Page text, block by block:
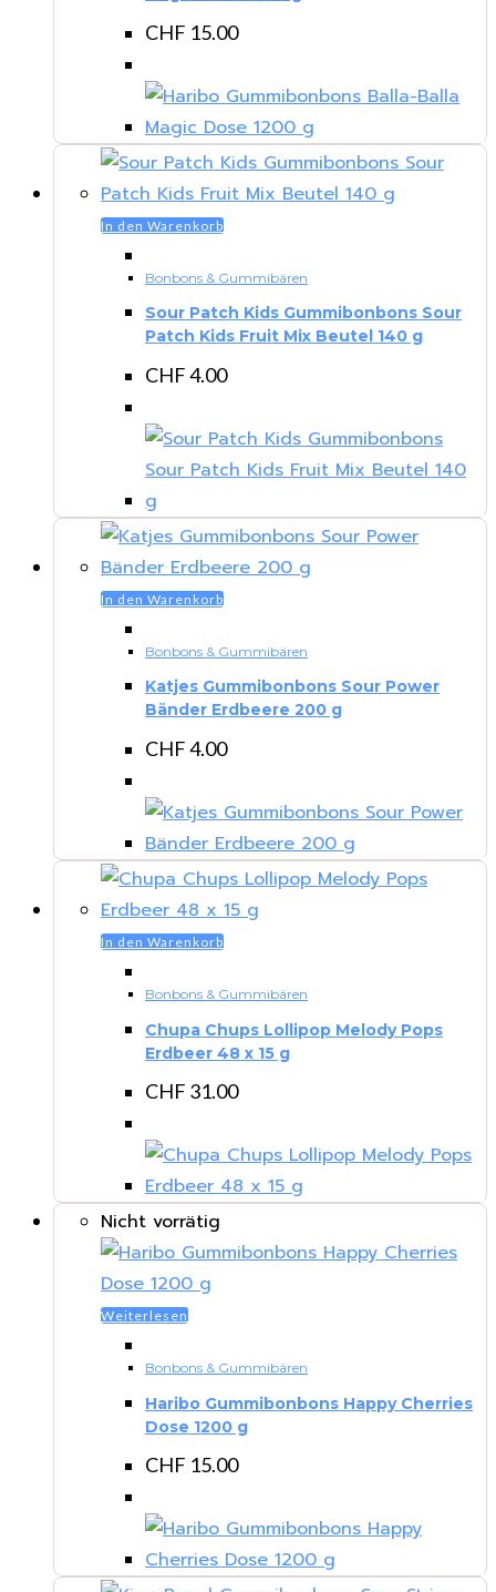
CHF 15.00
In den Warenkorb
Bonbons & Gummibären
Sour Patch Kids Gummibonbons Sour
Patch Kids Fruit Mix Beutel 140 g
CHF4.00
In den Warenkorb
Bonbons & Gummibären
Katjes Gummibonbons Sour Power
Bänder Erdbeere 200 g
CHF4.00
In den Warenkorb
Bonbons & Gummibären
Chupa Chups Lollipop Melody Pops
Erdbeer 48 x 15 g
CHF 31.00
Nicht vorrätig
Weiterlesen
Bonbons & Gummibären
Haribo Gummibonbons Happy Cherries
Dose 1200 g
CHF 15.00